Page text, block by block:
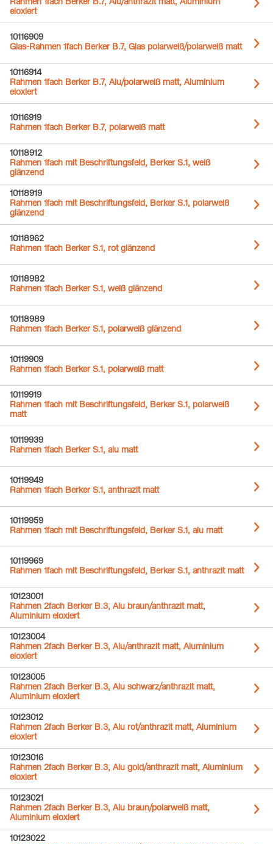
Rahmen 1fach Berker B.7, Alu/anthrazit matt, Aluminium
eloxiert
10116909
Glas-Rahmen 1fach Berker B.7, Glas polarweiß/polarweiß matt
10116914
Rahmen 1fach Berker B.7, Alu/polarweiß matt, Aluminium
eloxiert
10116919
Rahmen 1fach Berker B.7, polarweiß matt
10118912
Rahmen 1fach mit Beschriftungsfeld, Berker S.1, weiß
glänzend
10118919
Rahmen 1fach mit Beschriftungsfeld, Berker S.1, polarweiß
glänzend
10118962
Rahmen 1fach Berker S.1, rot glänzend
10118982
Rahmen 1fach Berker S.1, weiß glänzend
10118989
Rahmen 1fach Berker S.1, polarweiß glänzend
10119909
Rahmen 1fach Berker S.1, polarweiß matt
10119919
Rahmen 1fach mit Beschriftungsfeld, Berker S.1, polarweiß
matt
10119939
Rahmen 1fach Berker S.1, alu matt
10119949
Rahmen 1fach Berker S.1, anthrazit matt
10119959
Rahmen 1fach mit Beschriftungsfeld, Berker S.1, alu matt
10119969
Rahmen 1fach mit Beschriftungsfeld, Berker S.1, anthrazit matt
10123001
Rahmen 2fach Berker B.3, Alu braun/anthrazit matt,
Aluminium eloxiert
10123004
Rahmen 2fach Berker B.3, Alu/anthrazit matt, Aluminium
eloxiert
10123005
Rahmen 2fach Berker B.3, Alu schwarz/anthrazit matt,
Aluminium eloxiert
10123012
Rahmen 2fach Berker B.3, Alu rot/anthrazit matt, Aluminium
eloxiert
10123016
Rahmen 2fach Berker B.3, Alu gold/anthrazit matt, Aluminium
eloxiert
10123021
Rahmen 2fach Berker B.3, Alu braun/polarweiß matt,
Aluminium eloxiert
10123022